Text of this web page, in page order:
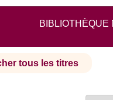
BIBLIOTHÈQUE
tous les titres